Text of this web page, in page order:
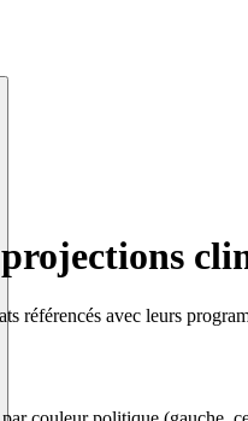
référencés avec leurs